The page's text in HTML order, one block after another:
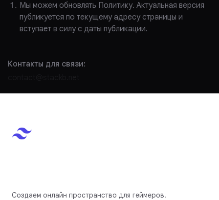
Мы можем обновлять Политику. Актуальная версия
публикуется по текущему адресу страницы и
вступает в силу с даты публикации.
Контакты для связи:
Создаем онлайн пространство для геймеров.